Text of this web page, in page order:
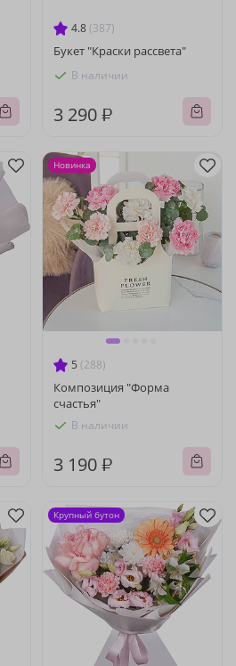
4.8 (387)
Букет "Краски рассвета"
В наличии
3 290 ₽
5 (288)
Композиция "Форма
счастья"
В наличии
3 190 ₽
Новинка
Крупный бутон